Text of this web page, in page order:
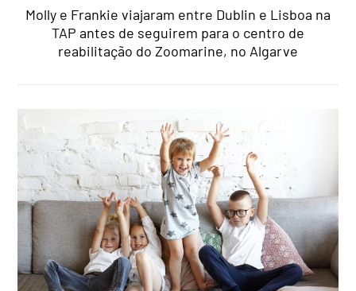
Molly e Frankie viajaram entre Dublin e Lisboa na
TAP antes de seguirem para o centro de
reabilitação do Zoomarine, no Algarve